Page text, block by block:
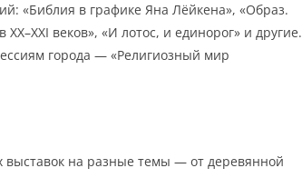
«Библия в графике Яна Лёйкена», «Образ.
веков», «И лотос, и единорог» и другие.
города — «Религиозный мир
выставок на разные темы — от деревянной